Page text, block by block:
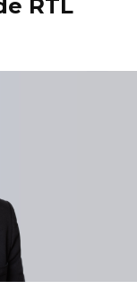
RTL